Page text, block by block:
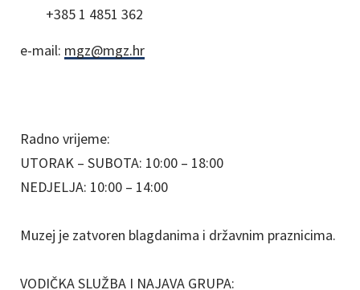
+385 1 4851 362
e-mail: mgz@mgz.hr
Radno vrijeme:
UTORAK – SUBOTA: 10:00 – 18:00
NEDJELJA: 10:00 – 14:00
Muzej je zatvoren blagdanima i državnim praznicima.
VODIČKA SLUŽBA I NAJAVA GRUPA: